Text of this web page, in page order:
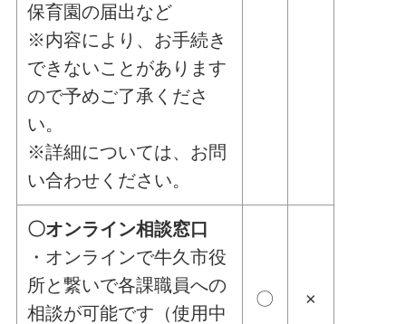
保育園の届出など
※内容により、お手続き
できないことがあります
ので予めご了承くださ
い。
※詳細については、お問
い合わせください。
〇オンライン相談窓口
・オンラインで牛久市役
所と繋いで各課職員への
相談が可能です（使用中
〇 ×